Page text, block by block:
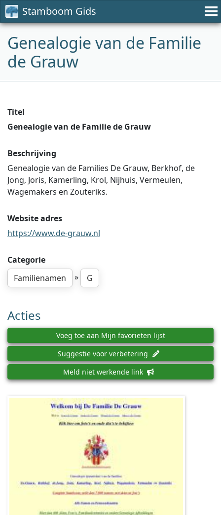
Stamboom Gids
Genealogie van de Familie
de Grauw
Titel
Genealogie van de Familie de Grauw
Beschrijving
Genealogie van de Families De Grauw, Berkhof, de
Jong, Joris, Kamerling, Krol, Nijhuis, Vermeulen,
Wagemakers en Zouteriks.
Website adres
https://www.de-grauw.nl
Categorie
Familienamen
» G
Acties
Voeg toe aan Mijn favorieten lijst
Suggestie voor verbetering
Meld niet werkende link